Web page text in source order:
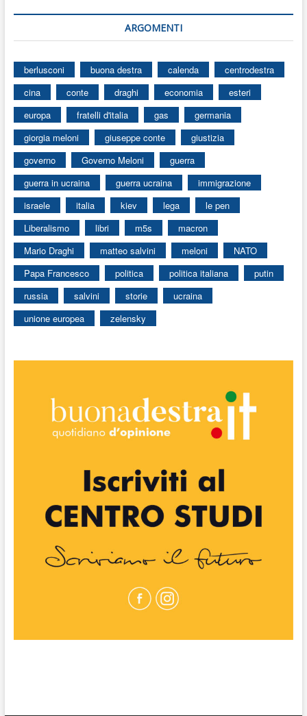
ARGOMENTI
berlusconi buona destra calenda
centrodestra
cina
conte draghi economia
esteri
europa
fratelli d'italia gas
germania
giorgia meloni
giuseppe conte
giustizia
governo
Governo Meloni
guerra
guerra in ucraina
guerra ucraina
immigrazione
israele
italia kiev lega
le pen
Liberalismo
libri m5s
macron
Mario Draghi
matteo salvini meloni
NATO
Papa Francesco
politica politica italiana
putin
russia
salvini storie
ucraina
unione europea
zelensky